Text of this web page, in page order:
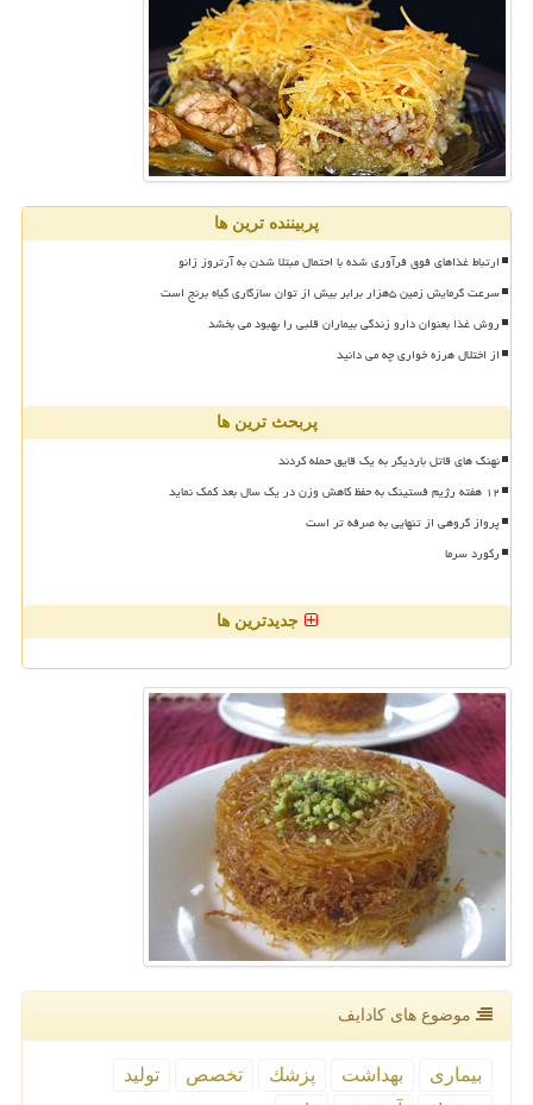
پربیننده ترین ها
ارتباط غذاهای فوق فرآوری شده با احتمال مبتلا شدن به آرتروز زانو
سرعت گرمایش زمین ۵هزار برابر بیش از توان سازگاری گیاه برنج است
روش غذا بعنوان دارو زندگی بیماران قلبی را بهبود می بخشد
از اختلال هرزه خواری چه می دانید
پربحث ترین ها
نهنگ های قاتل باردیگر به یک قایق حمله کردند
۱۲ هفته رژیم فستینگ به حفظ کاهش وزن در یک سال بعد کمک نماید
پرواز گروهی از تنهایی به صرفه تر است
رکورد سرما
جدیدترین ها
موضوع های كادایف
بیماری بهداشت پزشك تخصص
تولید